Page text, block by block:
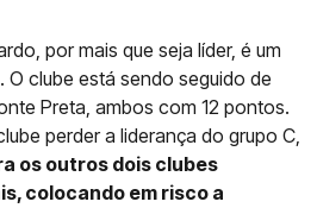
por mais que seja líder, é um
clube está sendo seguido de
Preta, ambos com 12 pontos.
perder a liderança do grupo C,
os outros dois clubes
colocando em risco a